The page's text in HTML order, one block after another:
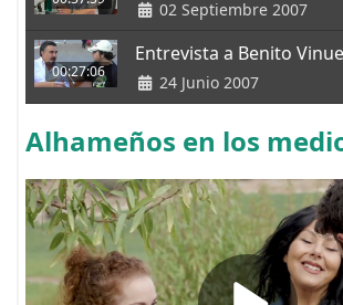
02 Septiembre 2007
00:27:06
Entrevista a Benito
24 Junio 2007
Alhameños en los